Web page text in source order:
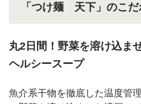
「つけ麺 天下」のこだ
丸2日間！野菜を溶け込ま
ヘルシースープ
魚介系干物を徹底した温度管